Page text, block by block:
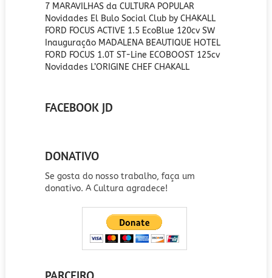
7 MARAVILHAS da CULTURA POPULAR
Novidades El Bulo Social Club by CHAKALL
FORD FOCUS ACTIVE 1.5 EcoBlue 120cv SW
Inauguração MADALENA BEAUTIQUE HOTEL
FORD FOCUS 1.0T ST-Line ECOBOOST 125cv
Novidades L’ORIGINE CHEF CHAKALL
FACEBOOK JD
DONATIVO
Se gosta do nosso trabalho, faça um
donativo. A Cultura agradece!